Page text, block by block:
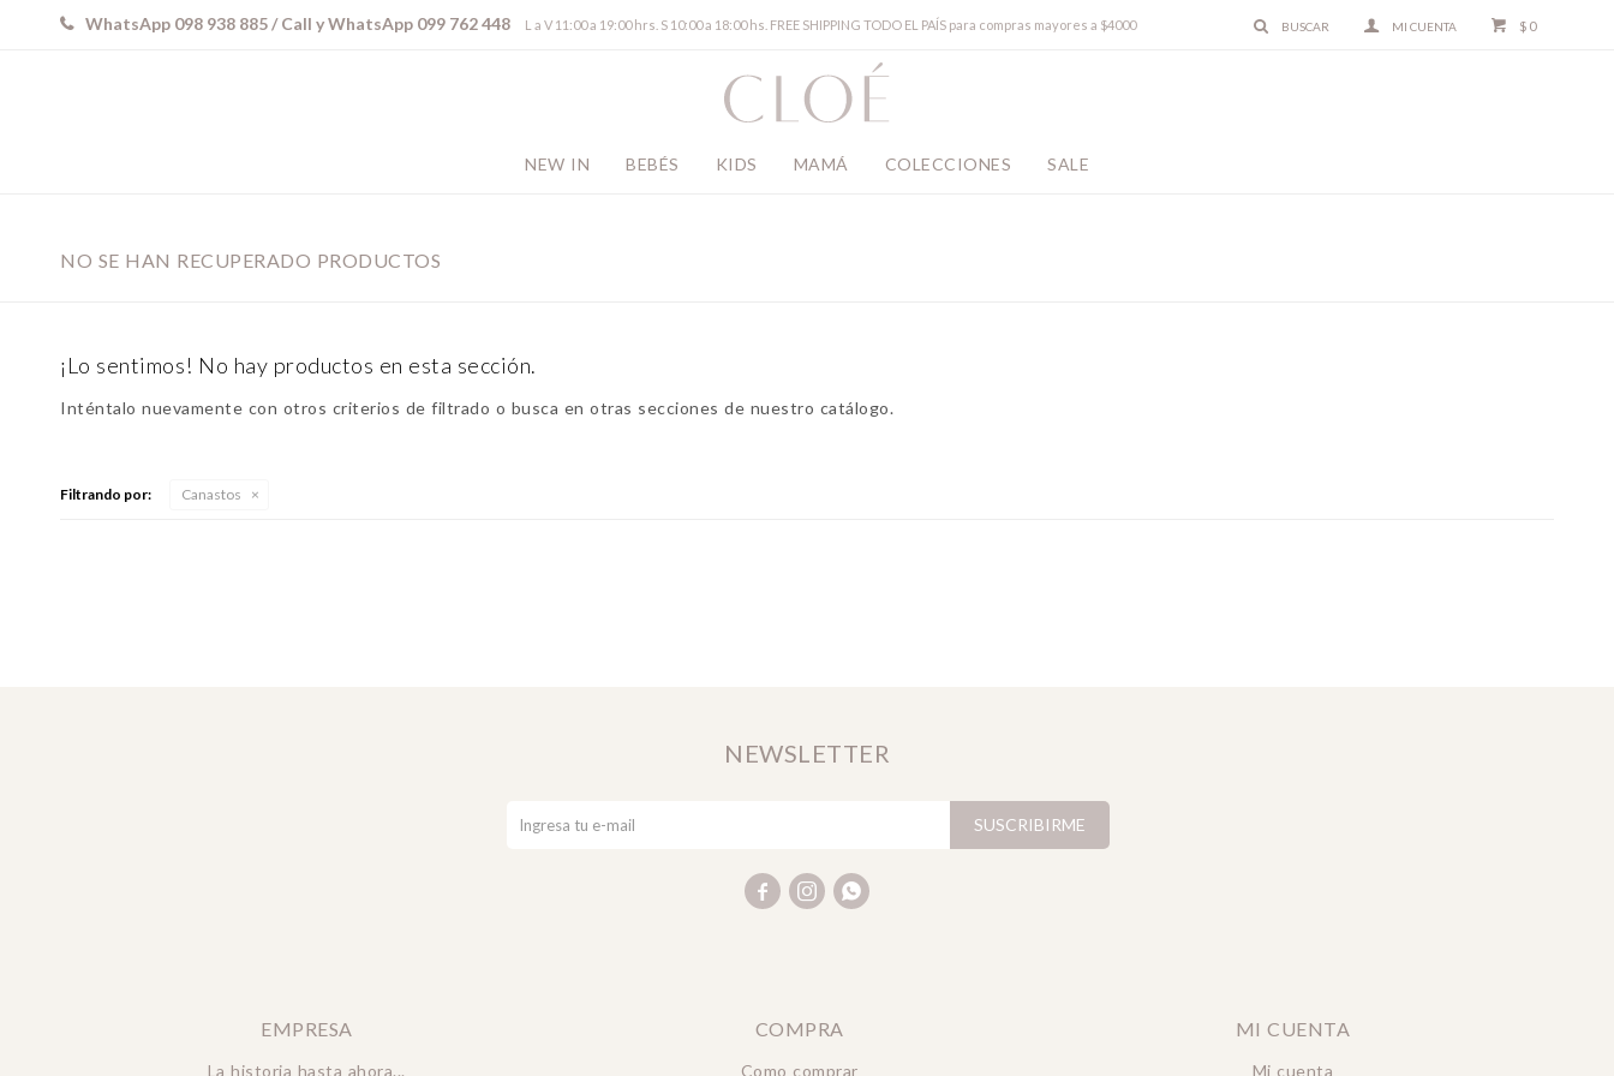
NEW IN BEBÉS KIDS MAMÁ COLECCIONES SALE
$ 0
WhatsApp 098 938 885 / Call y WhatsApp 099 762 448 L a V 11:00 a 19:00 hrs. S 10:00 a 18:00 hs. FREE SHIPPING TODO EL PAÍS para compras mayores a $4000
NO SE HAN RECUPERADO PRODUCTOS
¡Lo sentimos! No hay productos en esta sección.
Inténtalo nuevamente con otros criterios de filtrado o busca en otras secciones de nuestro catálogo.
Filtrando por: Canastos
EMPRESA
La historia hasta ahora...
COMPRA
Como comprar
MI CUENTA
Mi cuenta
NEWSLETTER
SUSCRIBIRME
  